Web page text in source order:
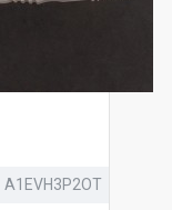
A1EVH3P2OT